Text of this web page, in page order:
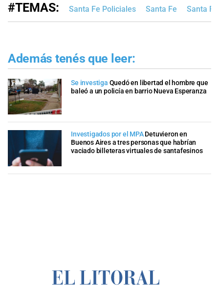
#TEMAS: Santa Fe Policiales Santa Fe Santa
Además tenés que leer:
Se investiga Quedó en libertad el hombre que
baleó a un policía en barrio Nueva Esperanza
Investigados por el MPA Detuvieron en
Buenos Aires a tres personas que habrían
vaciado billeteras virtuales de santafesinos